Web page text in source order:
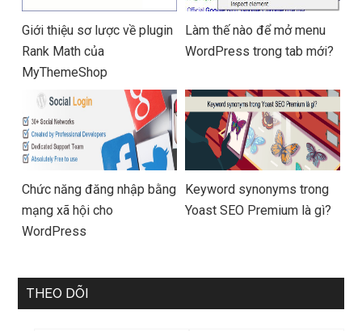
Giới thiệu sơ lược về plugin
Rank Math của
MyThemeShop
Làm thế nào để mở menu
WordPress trong tab mới?
Chức năng đăng nhập bằng
mạng xã hội cho
WordPress
Keyword synonyms trong
Yoast SEO Premium là gì?
THEO DÕI